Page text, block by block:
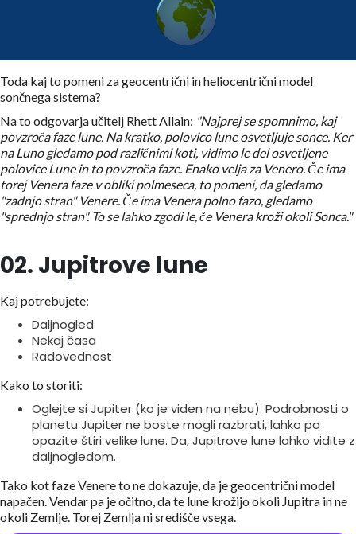
Toda kaj to pomeni za geocentrični in heliocentrični model
sončnega sistema?
Na to odgovarja učitelj Rhett Allain: "Najprej se spomnimo, kaj
povzroča faze lune. Na kratko, polovico lune osvetljuje sonce. Ker
na Luno gledamo pod različnimi koti, vidimo le del osvetljene
polovice Lune in to povzroča faze. Enako velja za Venero. Če ima
torej Venera faze v obliki polmeseca, to pomeni, da gledamo
"zadnjo stran" Venere. Če ima Venera polno fazo, gledamo
"sprednjo stran". To se lahko zgodi le, če Venera kroži okoli Sonca."
02. Jupitrove lune
Kaj potrebujete:
Daljnogled
Nekaj časa
Radovednost
Kako to storiti:
Oglejte si Jupiter (ko je viden na nebu). Podrobnosti o
planetu Jupiter ne boste mogli razbrati, lahko pa
opazite štiri velike lune. Da, Jupitrove lune lahko vidite z
daljnogledom.
Tako kot faze Venere to ne dokazuje, da je geocentrični model
napačen. Vendar pa je očitno, da te lune krožijo okoli Jupitra in ne
okoli Zemlje. Torej Zemlja ni središče vsega.